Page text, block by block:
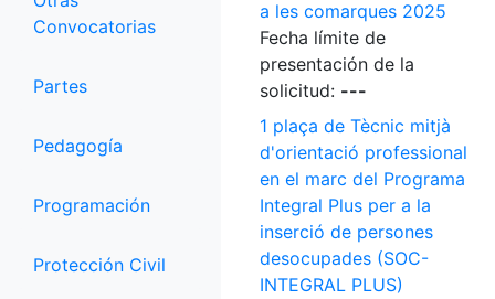
Convocatorias
Partes
Pedagogía
Programación
Protección Civil
a les comarques 2025
Fecha límite de
presentación de la
solicitud: ---
1 plaça de Tècnic mitjà
d'orientació professional
en el marc del Programa
Integral Plus per a la
inserció de persones
desocupades (SOC-
INTEGRAL PLUS)